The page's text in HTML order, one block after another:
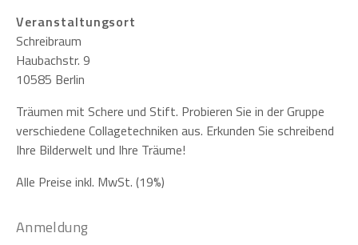
Veranstaltungsort
Schreibraum
Haubachstr. 9
10585 Berlin
Träumen mit Schere und Stift. Probieren Sie in der Gruppe
verschiedene Collagetechniken aus. Erkunden Sie schreibend
Ihre Bilderwelt und Ihre Träume!
Alle Preise inkl. MwSt. (19%)
Anmeldung